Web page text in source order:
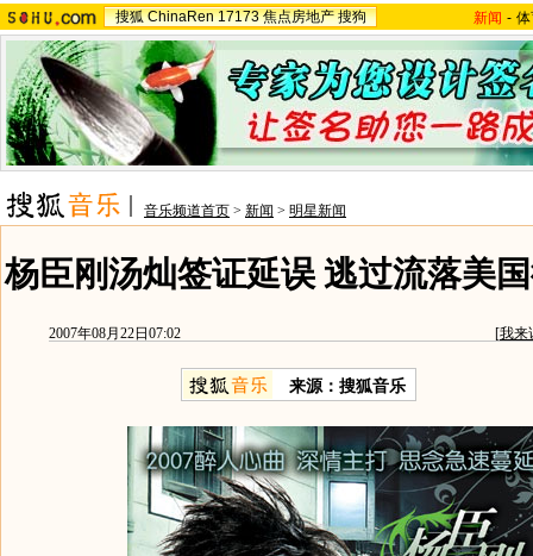
搜狐 ChinaRen 17173 焦点房地产 搜狗 新闻 -
音乐频道首页 > 新闻 > 明星新闻
杨臣刚汤灿签证延误 逃过流落美
2007年08月22日07:02 [我来
来源：搜狐音乐